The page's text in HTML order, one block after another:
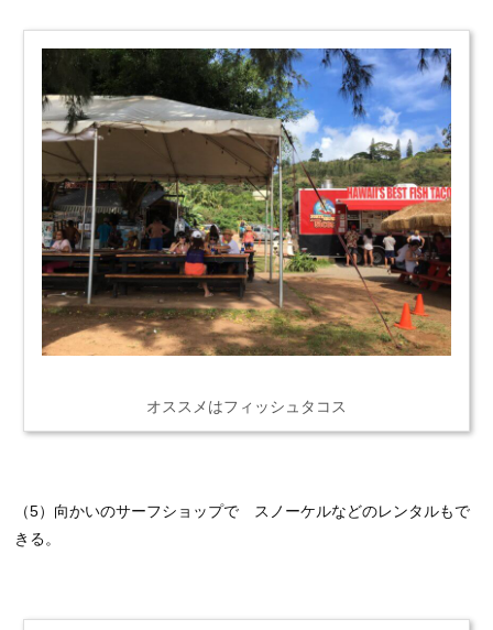
オススメはフィッシュタコス
（5）向かいのサーフショップで スノーケルなどのレンタルもで
きる。